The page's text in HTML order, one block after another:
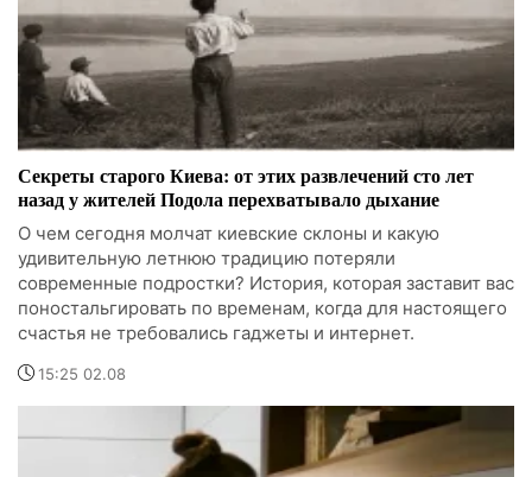
Секреты старого Киева: от этих развлечений сто лет
назад у жителей Подола перехватывало дыхание
О чем сегодня молчат киевские склоны и какую
удивительную летнюю традицию потеряли
современные подростки? История, которая заставит вас
поностальгировать по временам, когда для настоящего
счастья не требовались гаджеты и интернет.
15:25 02.08